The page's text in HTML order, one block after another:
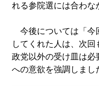
れる参院選には合わな
今後については「今
してくれた人は、次
政党以外の受け皿は必
への意欲を強調しまし